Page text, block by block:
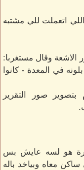
اتعملت للي مشتبه
الاشعة وقال مستغربا:
في المعدة - كانوا
صور التقرير
هو لسه عايش بس
معاه وبياخد باله